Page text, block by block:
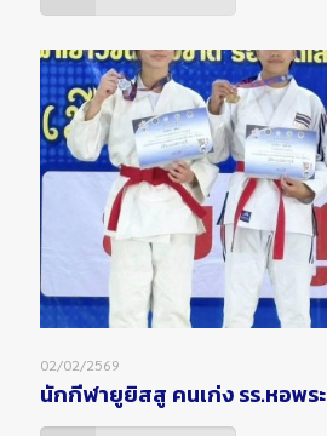
02/02/2569
นักกีฬายูยิสสู คนเก่ง รร.หอพระ